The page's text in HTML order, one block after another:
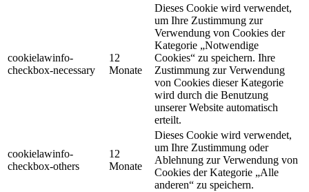
cookielawinfo-
checkbox-necessary
12
Monate
Dieses Cookie wird verwendet,
um Ihre Zustimmung zur
Verwendung von Cookies der
Kategorie „Notwendige
Cookies“ zu speichern. Ihre
Zustimmung zur Verwendung
von Cookies dieser Kategorie
wird durch die Benutzung
unserer Website automatisch
erteilt.
cookielawinfo-
checkbox-others
12
Monate
Dieses Cookie wird verwendet,
um Ihre Zustimmung oder
Ablehnung zur Verwendung von
Cookies der Kategorie „Alle
anderen“ zu speichern.